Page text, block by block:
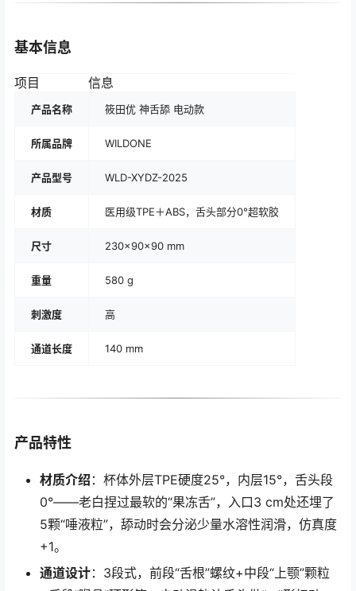
基本信息
项目 信息
产品名称 筱田优 神舌舔 电动款
所属品牌 WILDONE
产品型号 WLD-XYDZ-2025
材质 医用级TPE＋ABS，舌头部分0°超软胶
尺寸 230×90×90 mm
重量 580 g
刺激度 高
通道长度 140 mm
产品特性
材质介绍 ：杯体外层TPE硬度25°，内层15°，舌头段
0°——老白捏过最软的“果冻舌”，入口3 cm处还埋了
5颗“唾液粒”，舔动时会分泌少量水溶性润滑，仿真度
+1。
通道设计：3段式，前段“舌根”螺纹+中段“上颚”颗粒